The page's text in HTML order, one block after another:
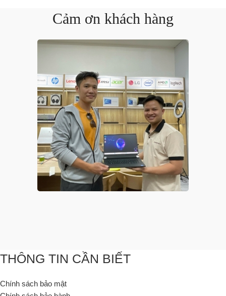
Cảm ơn khách hàng
THÔNG TIN CẦN BIẾT
Chính sách bảo mật